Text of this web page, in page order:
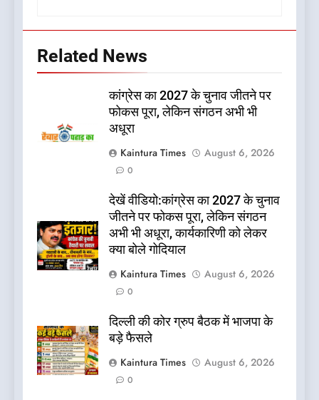
Related News
कांग्रेस का 2027 के चुनाव जीतने पर
फोकस पूरा, लेकिन संगठन अभी भी
अधूरा
Kaintura Times
August 6, 2026
0
देखें वीडियो:कांग्रेस का 2027 के चुनाव
जीतने पर फोकस पूरा, लेकिन संगठन
अभी भी अधूरा, कार्यकारिणी को लेकर
क्या बोले गोदियाल
Kaintura Times
August 6, 2026
0
दिल्ली की कोर ग्रुप बैठक में भाजपा के
बड़े फैसले
Kaintura Times
August 6, 2026
0
जखोली:त्यूँखर गांव के खेतों में दिखे दो
उत्तराखण्ड